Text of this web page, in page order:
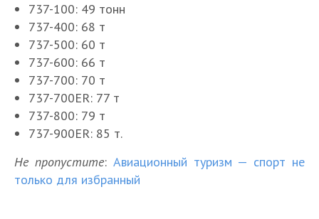
737-100: 49 тонн
737-400: 68 т
737-500: 60 т
737-600: 66 т
737-700: 70 т
737-700ER: 77 т
737-800: 79 т
737-900ER: 85 т.
Не пропустите: Авиационный туризм — спорт не
только для избранный